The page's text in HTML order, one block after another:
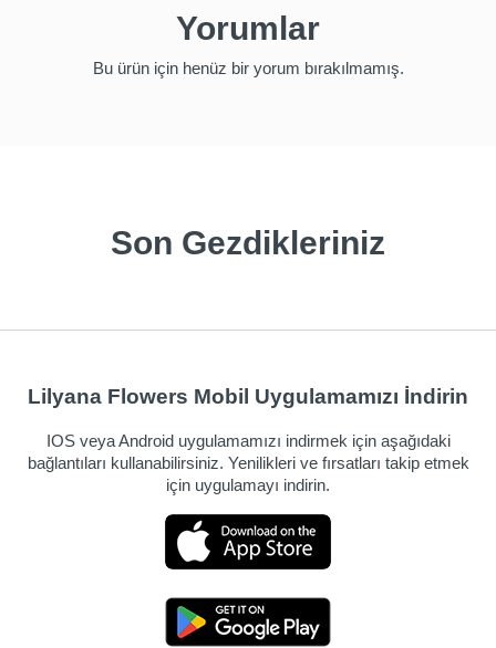
Yorumlar
Bu ürün için henüz bir yorum bırakılmamış.
Son Gezdikleriniz
Lilyana Flowers Mobil Uygulamamızı İndirin
IOS veya Android uygulamamızı indirmek için aşağıdaki
bağlantıları kullanabilirsiniz. Yenilikleri ve fırsatları takip etmek
için uygulamayı indirin.